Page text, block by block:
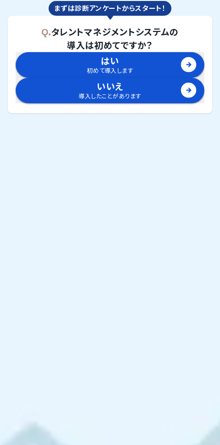
まずは診断アンケートからスタート！
Q.タレントマネジメントシステムの
導入は初めてですか？
はい
初めて導入します
いいえ
導入したことがあります